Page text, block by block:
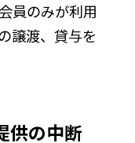
員のみが利用
譲渡、貸与を
供の中断